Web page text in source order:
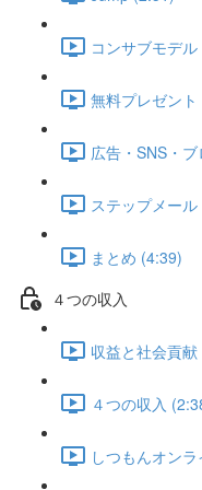
コンサブモデ
無料プレゼン
広告・SNS・
ステップメー
まとめ (4:39)
４つの収入
収益と社会貢
４つの収入
しつもんオン